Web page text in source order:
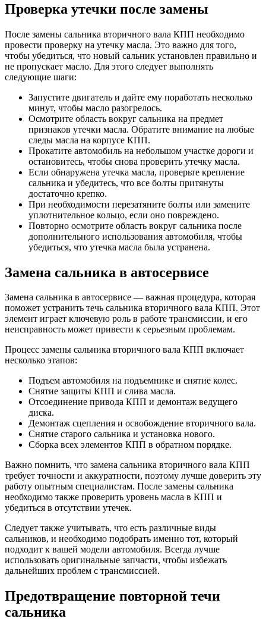
Проверка утечки после замены
После замены сальника вторичного вала КПП необходимо
провести проверку на утечку масла. Это важно для того,
чтобы убедиться, что новый сальник установлен правильно и
не пропускает масло. Для этого следует выполнять
следующие шаги:
Запустите двигатель и дайте ему поработать несколько
минут, чтобы масло разогрелось.
Осмотрите область вокруг сальника на предмет
признаков утечки масла. Обратите внимание на любые
следы масла на корпусе КПП.
Прокатите автомобиль на небольшом участке дороги и
остановитесь, чтобы снова проверить утечку масла.
Если обнаружена утечка масла, проверьте крепление
сальника и убедитесь, что все болты притянуты
достаточно крепко.
При необходимости перезатяните болты или замените
уплотнительное кольцо, если оно повреждено.
Повторно осмотрите область вокруг сальника после
дополнительного использования автомобиля, чтобы
убедиться, что утечка масла была устранена.
Замена сальника в автосервисе
Замена сальника в автосервисе — важная процедура, которая
поможет устранить течь сальника вторичного вала КПП. Этот
элемент играет ключевую роль в работе трансмиссии, и его
неисправность может привести к серьезным проблемам.
Процесс замены сальника вторичного вала КПП включает
несколько этапов:
Подъем автомобиля на подъемнике и снятие колес.
Снятие защиты КПП и слива масла.
Отсоединение привода КПП и демонтаж ведущего
диска.
Демонтаж сцепления и освобождение вторичного вала.
Снятие старого сальника и установка нового.
Сборка всех элементов КПП в обратном порядке.
Важно помнить, что замена сальника вторичного вала КПП
требует точности и аккуратности, поэтому лучше доверить эту
работу опытным специалистам. После замены сальника
необходимо также проверить уровень масла в КПП и
убедиться в отсутствии утечек.
Следует также учитывать, что есть различные виды
сальников, и необходимо подобрать именно тот, который
подходит к вашей модели автомобиля. Всегда лучше
использовать оригинальные запчасти, чтобы избежать
дальнейших проблем с трансмиссией.
Предотвращение повторной течи
сальника